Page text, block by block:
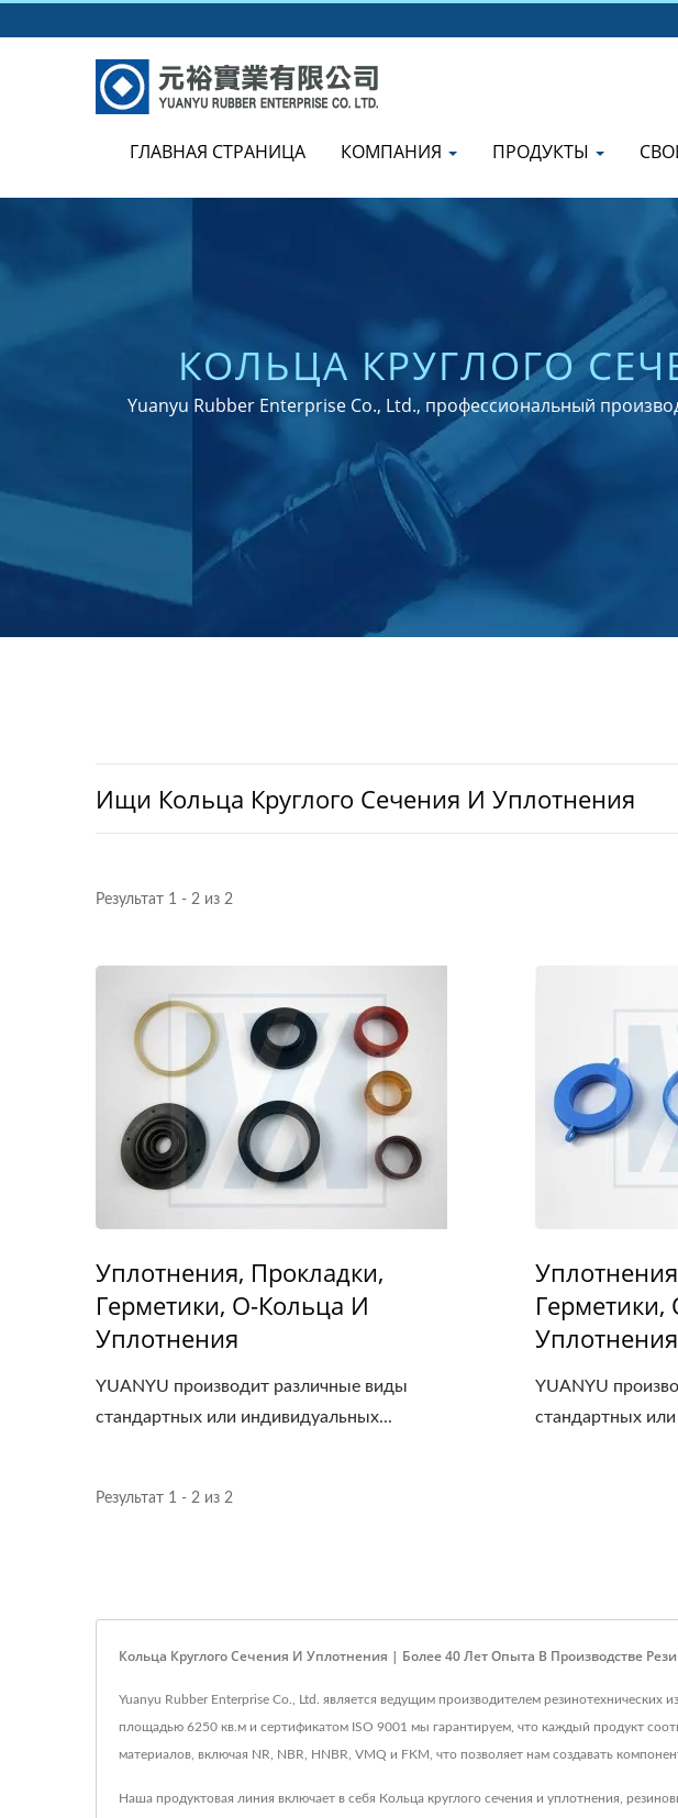
ГЛАВНАЯ СТРАНИЦА КОМПАНИЯ ПРОДУКТЫ
КОЛЬЦА КРУГЛОГО
ПОСТАВЩИК
СЕРТИФИКАТАМИ ISO И
Yuanyu Rubber Enterprise Co., Ltd., профессиональный
из
Ищи Кольца Круглого Сечения И Уплотнения
Результат 1 - 2 из 2
Уплотнения, Прокладки,
Герметики, O-Кольца И
Уплотнения
YUANYU производит различные виды
стандартных или индивидуальных...
Герметики,
Уплотнения
YUANYU
стандартных
Результат 1 - 2 из 2
Кольца Круглого Сечения И Уплотнения | Более 40 Лет Опыта В Производстве
Yuanyu Rubber Enterprise Co., Ltd. является ведущим производителем
площадью 6250 кв.м и сертификатом ISO 9001 мы гарантируем, что каждый продукт
материалов, включая NR, NBR, HNBR, VMQ и FKM, что позволяет нам создавать
Наша продуктовая линия включает в себя Кольца круглого сечения и уплотнения,